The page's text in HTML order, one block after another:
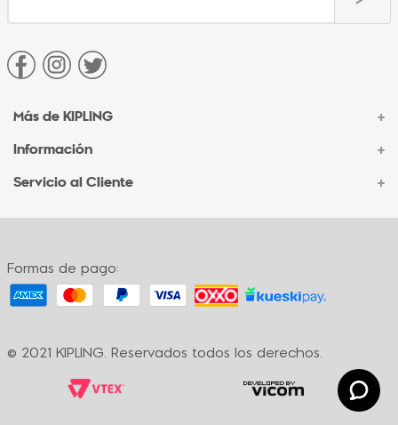
Más de KIPLING +
Acerca de Kipling
Sucursales
Información +
Contacto Corporativo
Formas de pago
Servicio al Cliente +
Contacto
Políticas de cambio
Términos y condiciones
Formas de pago:
© 2021 KIPLING. Reservados todos los derechos.